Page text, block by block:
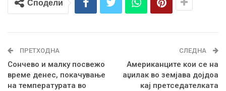
Сподели
ПРЕТХОДНА
Сончево и малку посвежо
време денес, покачување
на температурата во
СЛЕДНА
Американците кои се на
аџилак во земјава дојдоа
кај претседателката